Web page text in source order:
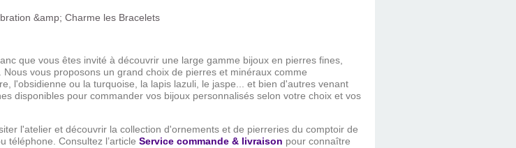
que vous êtes invité à découvrir une large gamme bijoux en pierres fines,
vous proposons un grand choix de pierres et minéraux comme
l'obsidienne ou la turquoise, la lapis lazuli, le jaspe... et bien d'autres venant
disponibles pour commander vos bijoux personnalisés selon votre choix et vos
l'atelier et découvrir la collection d'ornements et de pierreries du comptoir de
téléphone. Consultez l’article Service commande & livraison pour connaître